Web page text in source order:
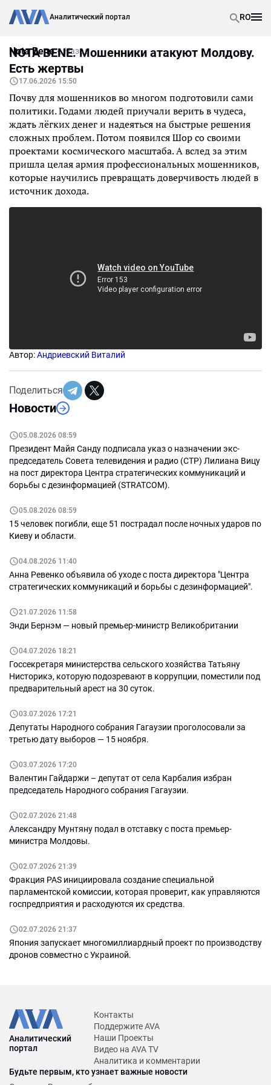
Аналитический портал RO
Nota Bene Назад
Новости
05.08.2026 08:59
Президент Майя Санду подписала указ о назначении экс-
председатель Совета телевидения и радио (СТР) Лилиана Вицу
на пост директора Центра стратегических коммуникаций и
борьбы с дезинформацией (STRATCOM).
05.08.2026 08:59
15 человек погибли, еще 51 пострадал после ночных ударов по
Киеву и области.
04.08.2026 11:40
Анна Ревенко объявила об уходе с поста директора "Центра
стратегических коммуникаций и борьбы с дезинформацией".
21.07.2026 11:58
Энди Бернэм — новый премьер-министр Великобритании
04.07.2026 18:21
Госсекретаря министерства сельского хозяйства Татьяну
Нисторикэ, которую подозревают в коррупции, поместили под
предварительный арест на 30 суток.
03.07.2026 17:21
Депутаты Народного собрания Гагаузии проголосовали за
третью дату выборов — 15 ноября.
03.07.2026 17:20
Валентин Гайдаржи – депутат от села Карбалия избран
председатель Народного собрания Гагаузии.
02.07.2026 21:48
Александру Мунтяну подал в отставку с поста премьер-
министра Молдовы.
02.07.2026 21:39
Фракция PAS инициировала создание специальной
парламентской комиссии, которая проверит, как управляются
госпредприятия и расходуются их средства.
02.07.2026 21:37
Япония запускает многомиллиардный проект по производству
дронов совместно с Украиной.
NOTA BENE. Мошенники атакуют Молдову.
Есть жертвы
17.06.2026 15:50
Почву для мошенников во многом подготовили сами
политики. Годами людей приучали верить в чудеса,
ждать лёгких денег и надеяться на быстрые решения
сложных проблем. Потом появился Шор со своими
проектами космического масштаба. А вслед за этим
пришла целая армия профессиональных мошенников,
которые научились превращать доверчивость людей в
источник дохода.
Автор:Андриевский Виталий
Поделиться
Аналитический
портал
Контакты
Поддержите AVA
Наши Проекты
Видео на AVA TV
Аналитика и комментарии
Будьте первым, кто узнает важные новости